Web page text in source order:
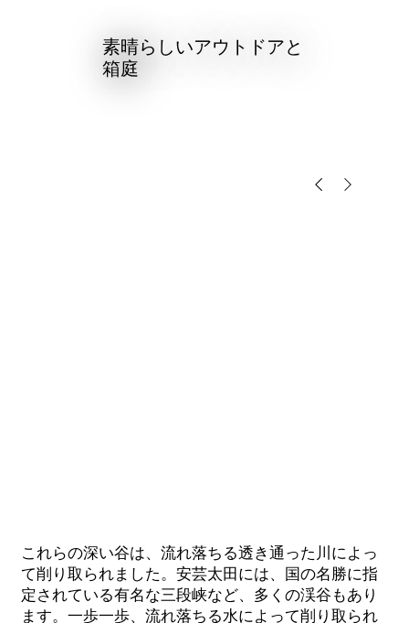
素晴らしいアウトドアと
箱庭
これらの深い谷は、流れ落ちる透き通った川によっ
て削り取られました。安芸太田には、国の名勝に指
定されている有名な三段峡など、多くの渓谷もあり
ます。一歩一歩、流れ落ちる水によって削り取られ